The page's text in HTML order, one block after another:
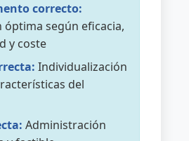
correcto:
óptima según eficacia,
y coste
Individualización
del
Administración